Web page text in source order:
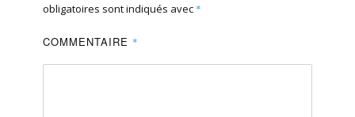
obligatoires sont indiqués avec *
COMMENTAIRE *